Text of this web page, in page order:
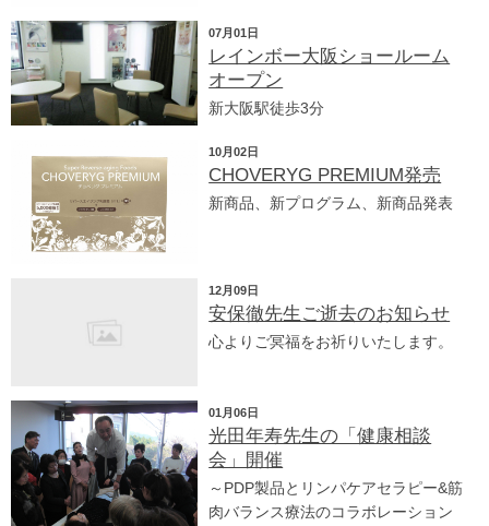
07月01日
レインボー大阪ショールーム
オープン
新大阪駅徒歩3分
10月02日
CHOVERYG PREMIUM発売
新商品、新プログラム、新商品発表
12月09日
安保徹先生ご逝去のお知らせ
心よりご冥福をお祈りいたします。
01月06日
光田年寿先生の「健康相談
会」開催
～PDP製品とリンパケアセラピー&筋
肉バランス療法のコラボレーション